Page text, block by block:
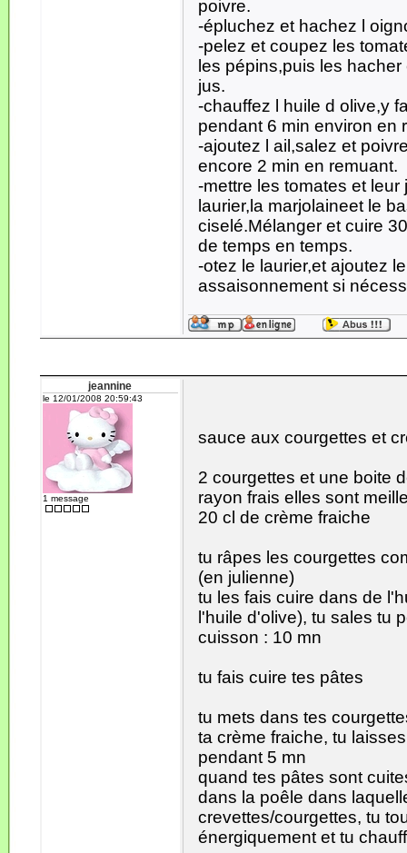
poivre.
-épluchez et hachez l
-pelez et coupez les
les pépins,puis les
jus.
-chauffez l huile d olive,y
pendant 6 min environ en
-ajoutez l ail,salez et
encore 2 min en remuant.
-mettre les tomates et
laurier,la marjolaineet le
ciselé.Mélanger et cuire
de temps en temps.
-otez le laurier,et ajoutez
assaisonnement si
jeannine
le 12/01/2008 20:59:43
1 message
sauce aux courgettes et
2 courgettes et une boite
rayon frais elles sont
20 cl de crème fraiche
tu râpes les courgettes
(en julienne)
tu les fais cuire dans de
l'huile d'olive), tu sales tu
cuisson : 10 mn
tu fais cuire tes pâtes
tu mets dans tes
ta crème fraiche, tu
pendant 5 mn
quand tes pâtes sont
dans la poêle dans
crevettes/courgettes, tu
énergiquement et tu